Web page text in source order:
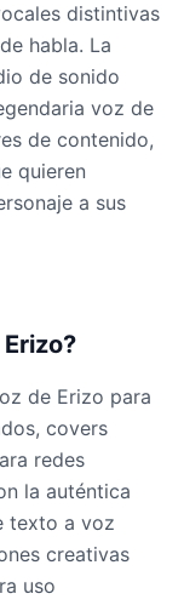
distintivas
habla. La
de sonido
voz de
de contenido,
quieren
a sus
de Erizo para
covers
redes
la auténtica
texto a voz
creativas
uso